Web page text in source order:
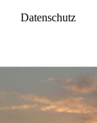
Datenschutz